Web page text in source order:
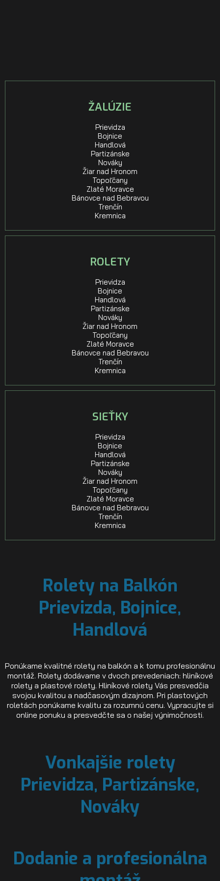
ŽALÚZIE
Prievidza
Bojnice
Handlová
Partizánske
Nováky
Žiar nad Hronom
Topoľčany
Zlaté Moravce
Bánovce nad Bebravou
Trenčín
Kremnica
ROLETY
Prievidza
Bojnice
Handlová
Partizánske
Nováky
Žiar nad Hronom
Topoľčany
Zlaté Moravce
Bánovce nad Bebravou
Trenčín
Kremnica
SIEŤKY
Prievidza
Bojnice
Handlová
Partizánske
Nováky
Žiar nad Hronom
Topoľčany
Zlaté Moravce
Bánovce nad Bebravou
Trenčín
Kremnica
Rolety na Balkón
Prievizda, Bojnice,
Handlová
Ponúkame kvalitné rolety na balkón a k tomu profesionálnu
montáž. Rolety dodávame v dvoch prevedeniach: hliníkové
rolety a plastové rolety. Hliníkové rolety Vás presvedčia
svojou kvalitou a nadčasovým dizajnom. Pri plastových
roletách ponúkame kvalitu za rozumnú cenu. Vypracujte si
online ponuku a presvedčte sa o našej výnimočnosti.
Vonkajšie rolety
Prievidza, Partizánske,
Nováky
Dodanie a profesionálna